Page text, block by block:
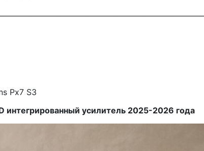
Px7 S3
интегрированный усилитель 2025-2026 года